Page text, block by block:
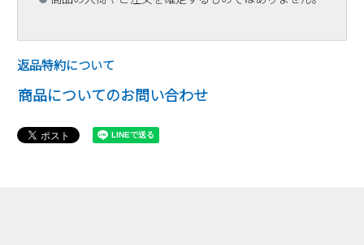
返品特約について
商品についてのお問い合わせ